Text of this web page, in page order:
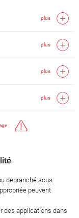
plus
plus
plus
plus
débranché sous
peuvent
des applications dans